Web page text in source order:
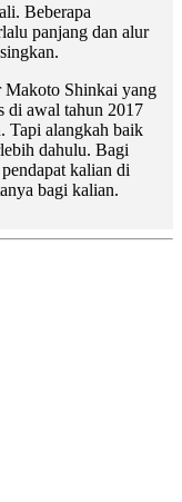
Beberapa
panjang dan alur
Makoto Shinkai yang
di awal tahun 2017
Tapi alangkah baik
dahulu. Bagi
kalian di
bagi kalian.